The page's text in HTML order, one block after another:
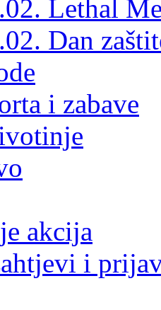
Lethal
Dan
i zabave
akcija
i